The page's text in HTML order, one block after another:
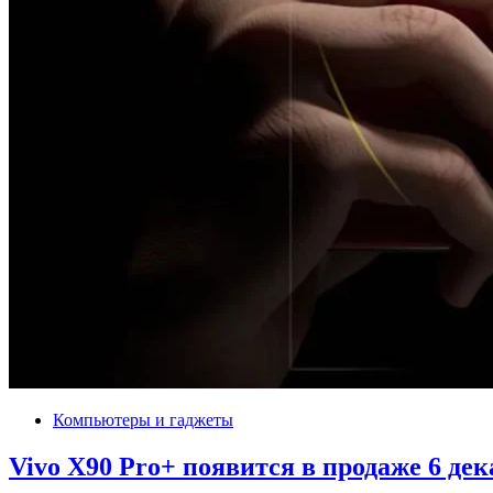
Компьютеры и гаджеты
Vivo X90 Pro+ появится в продаже 6